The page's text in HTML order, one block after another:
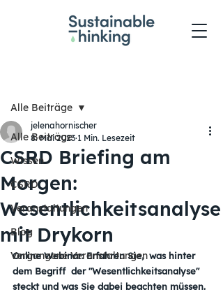
Alle Beiträge
Wissen
CSRD
Veranstaltungen
Blog
Vergangene Veranstaltungen
Alle Beiträge
CSRD Briefing am
Morgen:
Wesentlichkeitsanalyse
mit Drykorn
jelenahornischer
8. Mai 2023 1 Min. Lesezeit
Online Webinar: Erfahren Sie,  was hinter
dem Begriff  der "Wesentlichkeitsanalyse"
steckt und was Sie dabei beachten müssen.